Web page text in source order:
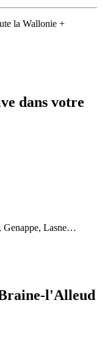
la Wallonie +
dans votre
Genappe, Lasne…
l'Alleud